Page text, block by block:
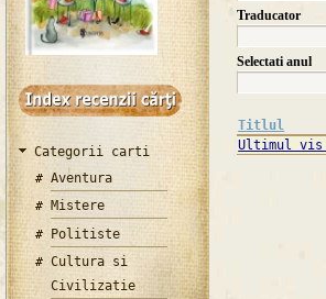
Categorii carti
Aventura
Mistere
Politiste
Cultura si
Civilizatie
Traducator
Selectati anul
Titlul
Ultimul vis